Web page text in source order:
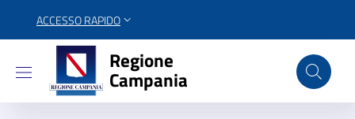
ACCESSO RAPIDO
Regione Campania
Regione
Campania